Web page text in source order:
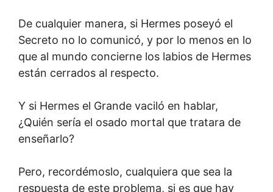
De cualquier manera, si Hermes poseyó el
Secreto no lo comunicó, y por lo menos en lo
que al mundo concierne los labios de Hermes
están cerrados al respecto.
Y si Hermes el Grande vaciló en hablar,
¿Quién sería el osado mortal que tratara de
enseñarlo?
Pero, recordémoslo, cualquiera que sea la
respuesta de este problema, si es que hay